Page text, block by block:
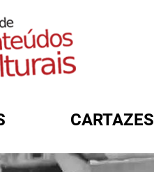
CARTAZES